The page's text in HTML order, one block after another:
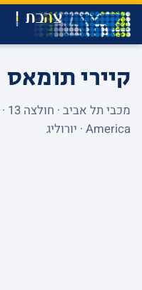
קיירי תומאס
America · יורוליג